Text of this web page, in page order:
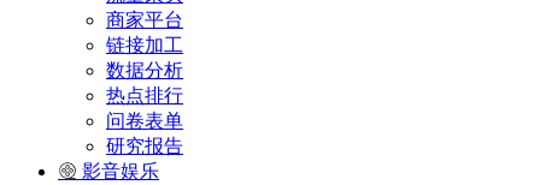
商家平台
链接加工
数据分析
热点排行
问卷表单
研究报告
影音娱乐